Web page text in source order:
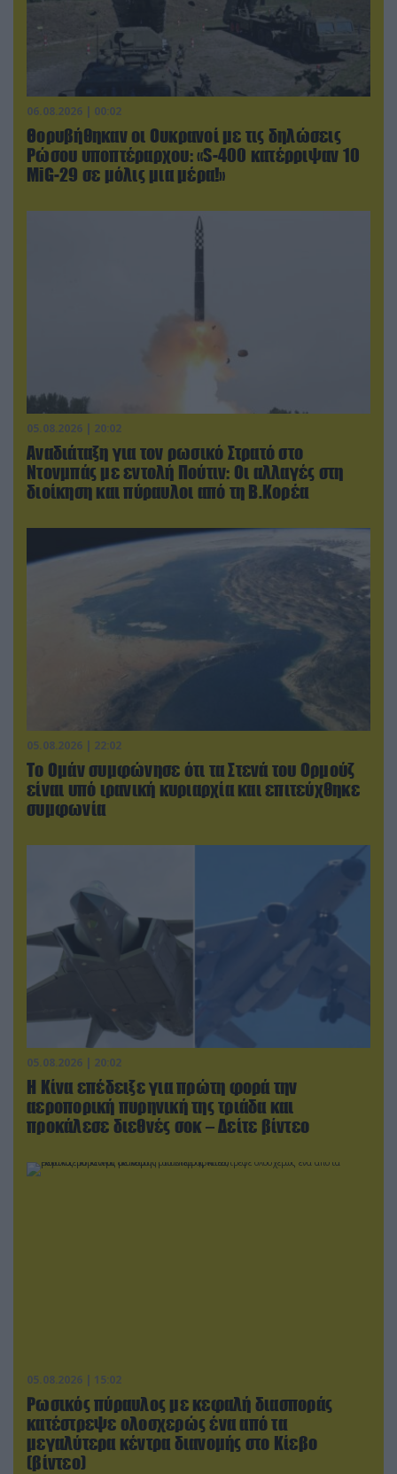
06.08.2026 | 00:02
Θορυβήθηκαν οι Ουκρανοί με τις δηλώσεις
Ρώσου υποπτέραρχου: «S-400 κατέρριψαν 10
MiG-29 σε μόλις μια μέρα!»
05.08.2026 | 20:02
Αναδιάταξη για τον ρωσικό Στρατό στο
Ντονμπάς με εντολή Πούτιν: Οι αλλαγές στη
διοίκηση και πύραυλοι από τη Β.Κορέα
05.08.2026 | 22:02
Το Ομάν συμφώνησε ότι τα Στενά του Ορμούζ
είναι υπό ιρανική κυριαρχία και επιτεύχθηκε
συμφωνία
05.08.2026 | 20:02
Η Κίνα επέδειξε για πρώτη φορά την
αεροπορική πυρηνική της τριάδα και
προκάλεσε διεθνές σοκ – Δείτε βίντεο
05.08.2026 | 15:02
Ρωσικός πύραυλος με κεφαλή διασποράς
κατέστρεψε ολοσχερώς ένα από τα
μεγαλύτερα κέντρα διανομής στο Κίεβο
(βίντεο)